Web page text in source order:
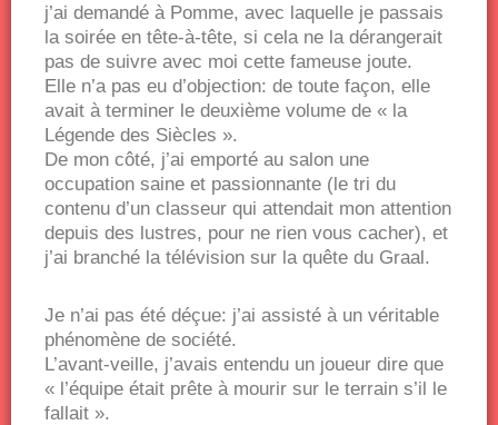
j’ai demandé à Pomme, avec laquelle je passais
la soirée en tête-à-tête, si cela ne la dérangerait
pas de suivre avec moi cette fameuse joute.
Elle n’a pas eu d’objection: de toute façon, elle
avait à terminer le deuxième volume de « la
Légende des Siècles ».
De mon côté, j’ai emporté au salon une
occupation saine et passionnante (le tri du
contenu d’un classeur qui attendait mon attention
depuis des lustres, pour ne rien vous cacher), et
j’ai branché la télévision sur la quête du Graal.
Je n’ai pas été déçue: j’ai assisté à un véritable
phénomène de société.
L’avant-veille, j’avais entendu un joueur dire que
« l’équipe était prête à mourir sur le terrain s’il le
fallait ».